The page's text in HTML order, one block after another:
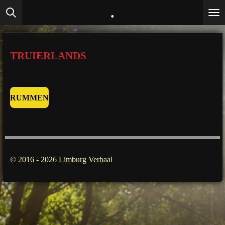
Ga
direct
naar
hoofdinhoud
.
TRUIERLANDS
RUMMEN
© 2016 - 2026 Limburg Verbaal